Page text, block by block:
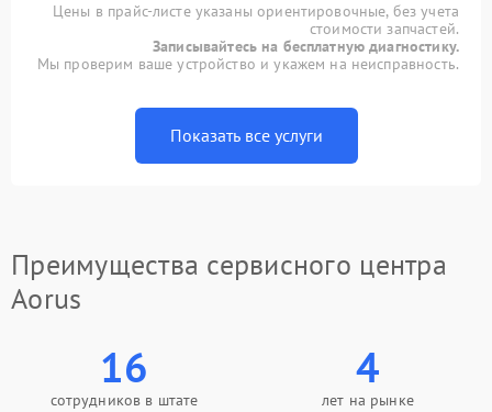
Цены в прайс-листе указаны ориентировочные, без учета
стоимости запчастей.
Записывайтесь на бесплатную диагностику.
Мы проверим ваше устройство и укажем на неисправность.
Показать все услуги
Преимущества сервисного центра
Aorus
16
сотрудников в штате
4
лет на рынке